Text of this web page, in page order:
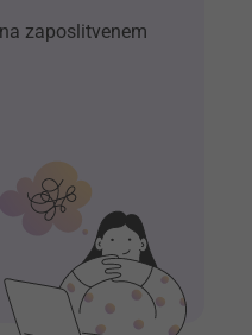
zaposlitvenem